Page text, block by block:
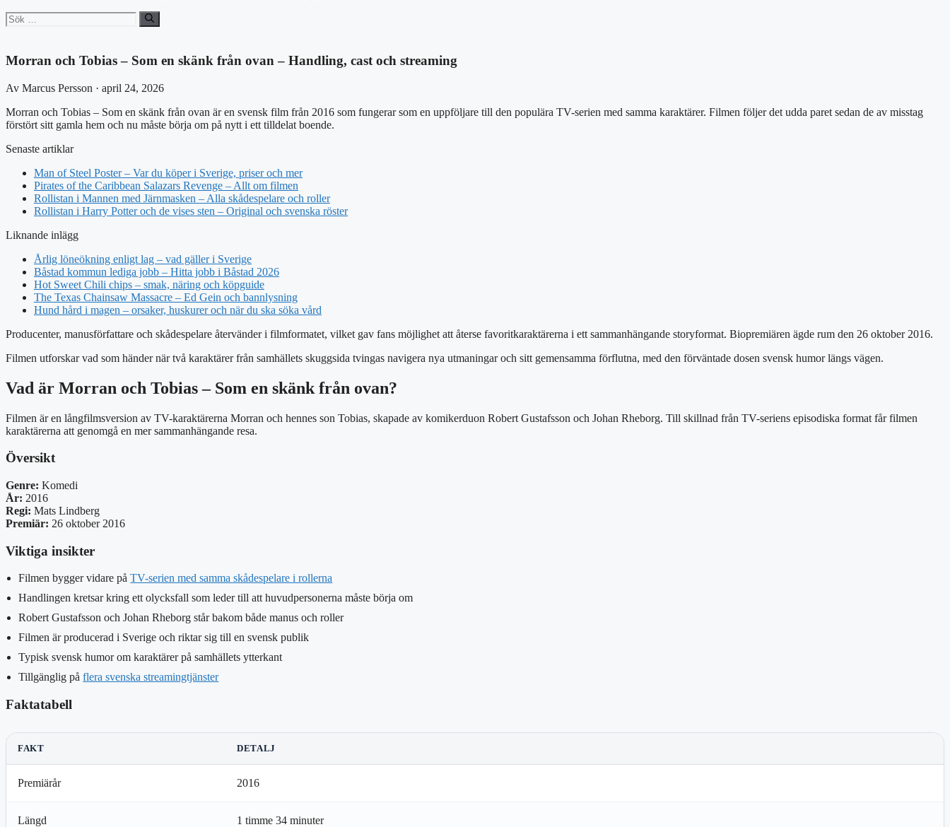
Sök
efter:
Morran och Tobias – Som en skänk från ovan – Handling, cast och streaming
Av Marcus Persson · april 24, 2026
Morran och Tobias – Som en skänk från ovan är en svensk film från 2016 som fungerar som en uppföljare till den populära TV-serien med samma karaktärer. Filmen följer det udda paret sedan de av misstag
förstört sitt gamla hem och nu måste börja om på nytt i ett tilldelat boende.
Senaste artiklar
Man of Steel Poster – Var du köper i Sverige, priser och mer
Pirates of the Caribbean Salazars Revenge – Allt om filmen
Rollistan i Mannen med Järnmasken – Alla skådespelare och roller
Rollistan i Harry Potter och de vises sten – Original och svenska röster
Liknande inlägg
Årlig löneökning enligt lag – vad gäller i Sverige
Båstad kommun lediga jobb – Hitta jobb i Båstad 2026
Hot Sweet Chili chips – smak, näring och köpguide
The Texas Chainsaw Massacre – Ed Gein och bannlysning
Hund hård i magen – orsaker, huskurer och när du ska söka vård
Producenter, manusförfattare och skådespelare återvänder i filmformatet, vilket gav fans möjlighet att återse favoritkaraktärerna i ett sammanhängande storyformat. Biopremiären ägde rum den 26 oktober 2016.
Filmen utforskar vad som händer när två karaktärer från samhällets skuggsida tvingas navigera nya utmaningar och sitt gemensamma förflutna, med den förväntade dosen svensk humor längs vägen.
Vad är Morran och Tobias – Som en skänk från ovan?
Filmen är en långfilmsversion av TV-karaktärerna Morran och hennes son Tobias, skapade av komikerduon Robert Gustafsson och Johan Rheborg. Till skillnad från TV-seriens episodiska format får filmen
karaktärerna att genomgå en mer sammanhängande resa.
Översikt
Genre: Komedi
År: 2016
Regi: Mats Lindberg
Premiär: 26 oktober 2016
Viktiga insikter
Filmen bygger vidare påTV-serien med samma skådespelare i rollerna
Handlingen kretsar kring ett olycksfall som leder till att huvudpersonerna måste börja om
Robert Gustafsson och Johan Rheborg står bakom både manus och roller
Filmen är producerad i Sverige och riktar sig till en svensk publik
Typisk svensk humor om karaktärer på samhällets ytterkant
Tillgänglig påflera svenska streamingtjänster
Faktatabell
FAKT DETALJ
Premiärår 2016
Längd 1 timme 34 minuter